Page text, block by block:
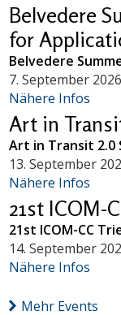
Belvedere
for
Belvedere
7. September 2026
Nähere Infos
Art in
Art in Transit 2.0
13. September
Nähere Infos
21st ICOM-
21st ICOM-CC
14. September
Nähere Infos
Mehr Events